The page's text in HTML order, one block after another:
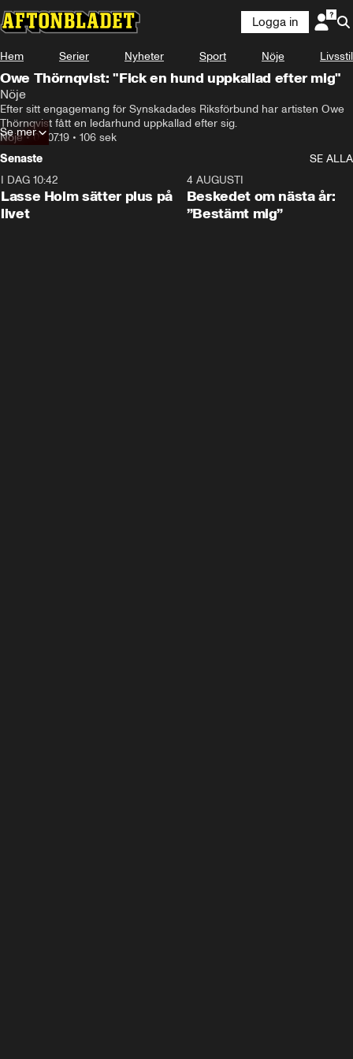
Logga in
Hem Serier Nyheter Sport Nöje Livsstil
Owe Thörnqvist: "Fick en hund uppkallad efter mig"
Nöje
Efter sitt engagemang för Synskadades Riksförbund‎ har artisten Owe
Thörnqvist fått en ledarhund uppkallad efter sig.
Nöje•02.07.19 • 106 sek
Se mer
Senaste
SE ALLA
I DAG 10:42
Lasse Holm sätter plus på
livet
4 AUGUSTI
Beskedet om nästa år:
”Bestämt mig”